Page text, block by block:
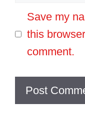
Save my
this
comment.